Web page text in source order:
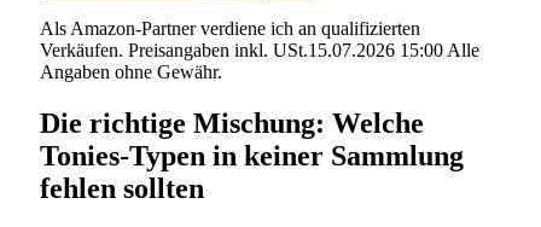
Als Amazon-Partner verdiene ich an qualifizierten
Verkäufen. Preisangaben inkl. USt.15.07.2026 15:00 Alle
Angaben ohne Gewähr.
Die richtige Mischung: Welche
Tonies-Typen in keiner Sammlung
fehlen sollten